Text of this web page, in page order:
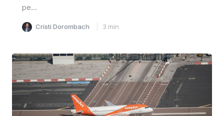
pe...
Cristi Dorombach 3 min